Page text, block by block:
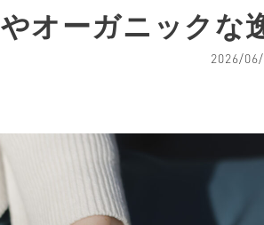
やオーガニックな
2026/